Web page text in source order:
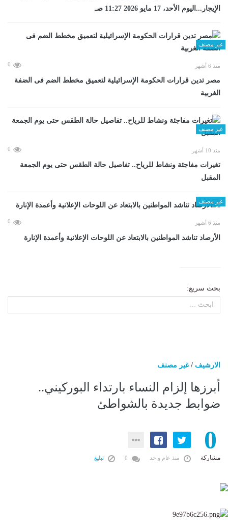
الإيجار...اليوم الأحد، 17 مايو 2026 11:27 صـ
غير مصنف
منذ 6 أشهر 0
مصر تدين قرارات الحكومة الإسرائيلية لتعميق مخطط الضم فى الضفة
الغربية
غير مصنف
منذ 10 أشهر 0
تغيرات مفاجئة ونشاط للرياح.. تفاصيل حالة الطقس حتى يوم الجمعة
المقبل
غير مصنف
منذ 6 أشهر 0
الأرصاد تناشد المواطنين بالابتعاد عن اللوحات الإعلانية وأعمدة الإنارة
بحث سريع:
الارشيف /غير مصنف
أبرزها إلزام النساء بارتداء البوركيني..
ضوابط جديدة بالشواطئ
0
مشاركة منذ عام واحد تبليغ